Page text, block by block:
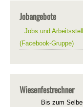
Jobangebote
Jobs und
(Facebook-Gruppe)
Wiesenfestrechner
Bis zum